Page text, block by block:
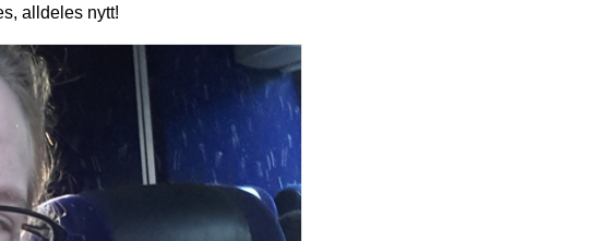
alldeles nytt!